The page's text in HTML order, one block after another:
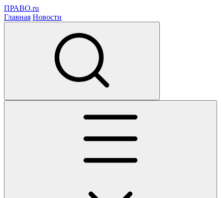
ПРАВО.ru
Главная Новости